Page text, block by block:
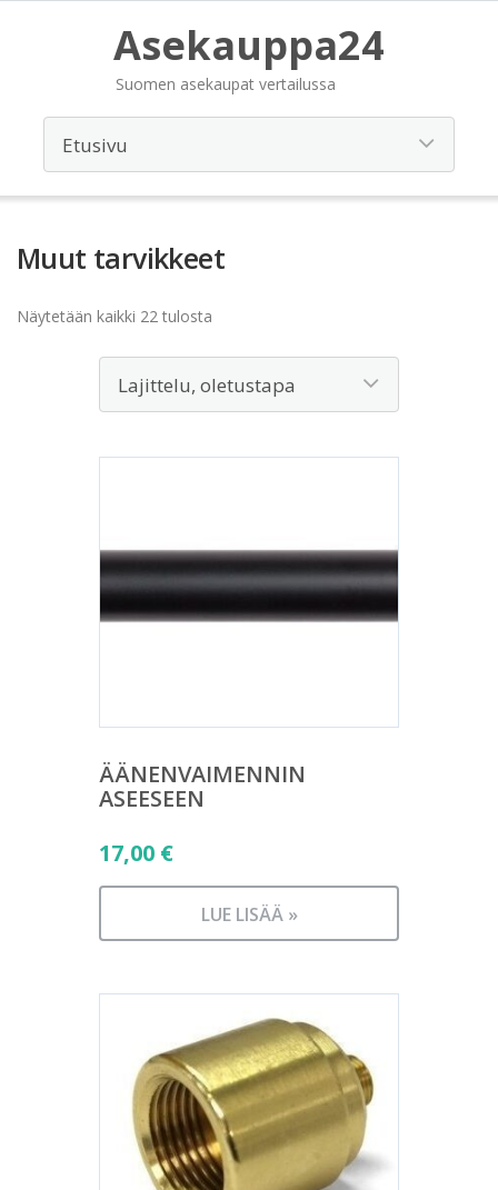
Asekauppa24
Suomen asekaupat vertailussa
Muut tarvikkeet
Näytetään kaikki 22 tulosta
ÄÄNENVAIMENNIN
ASEESEEN
17,00 €
LUE LISÄÄ »